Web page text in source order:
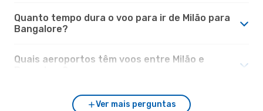
Quanto tempo dura o voo para ir de Milão para
Bangalore?
Quais aeroportos têm voos entre Milão e
Ver mais perguntas